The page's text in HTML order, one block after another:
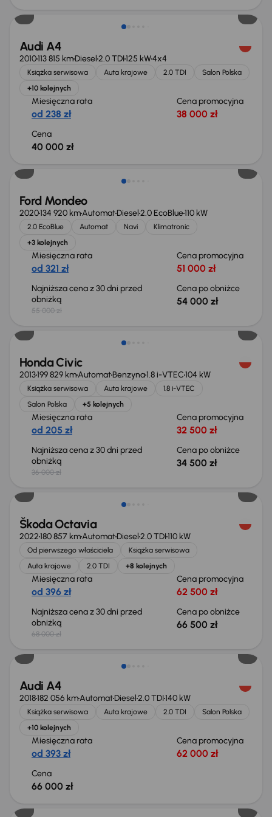
Audi A4
2010113 815 kmDiesel2.0 TDI125 kW4x4
Książka serwisowa Auta krajowe 2.0 TDI
Salon Polska
+10 kolejnych
Miesięczna rata
od 238 zł
Cena promocyjna
38 000 zł
Cena
40 000 zł
Ford Mondeo
2020134 920 kmAutomatDiesel2.0 EcoBlue110 kW
2.0 EcoBlue Automat Navi
Klimatronic
+3 kolejnych
Miesięczna rata
od 321 zł
Cena promocyjna
51 000 zł
Najniższa cena z 30 dni przed
obniżką
55 000 zł
Cena po obniżce
54 000 zł
Taniej o 1 500 zł
Honda Civic
2013199 829 kmAutomatBenzyna1.8 i-VTEC104 kW
Książka serwisowa Auta krajowe
1.8 i-VTEC
Salon Polska
+5 kolejnych
Miesięczna rata
od 205 zł
Cena promocyjna
32 500 zł
Najniższa cena z 30 dni przed
obniżką
36 000 zł
Cena po obniżce
34 500 zł
Świeżo skupione
Škoda Octavia
2022180 857 kmAutomatDiesel2.0 TDI110 kW
Od pierwszego właściciela
Książka serwisowa
Auta krajowe
2.0 TDI +8 kolejnych
Miesięczna rata
od 396 zł
Cena promocyjna
62 500 zł
Najniższa cena z 30 dni przed
obniżką
68 000 zł
Cena po obniżce
66 500 zł
Audi A4
2018182 056 kmAutomatDiesel2.0 TDI140 kW
Książka serwisowa Auta krajowe 2.0 TDI
Salon Polska
+10 kolejnych
Miesięczna rata
od 393 zł
Cena promocyjna
62 000 zł
Cena
66 000 zł